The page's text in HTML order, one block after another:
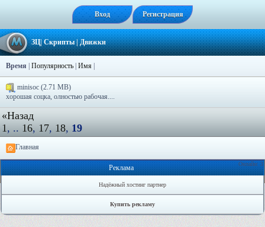
Вход Регистрация
ЗЦ|Скрипты|Движки
Время Популярность Имя
minisoc (2.71 MB)
хорошая соцка, олностью рабочая....
«Назад
1, .. 16, 17, 18, 19
Главная
Онлайн: 3
Реклама
Надёжный хостинг партнер
Купить рекламу